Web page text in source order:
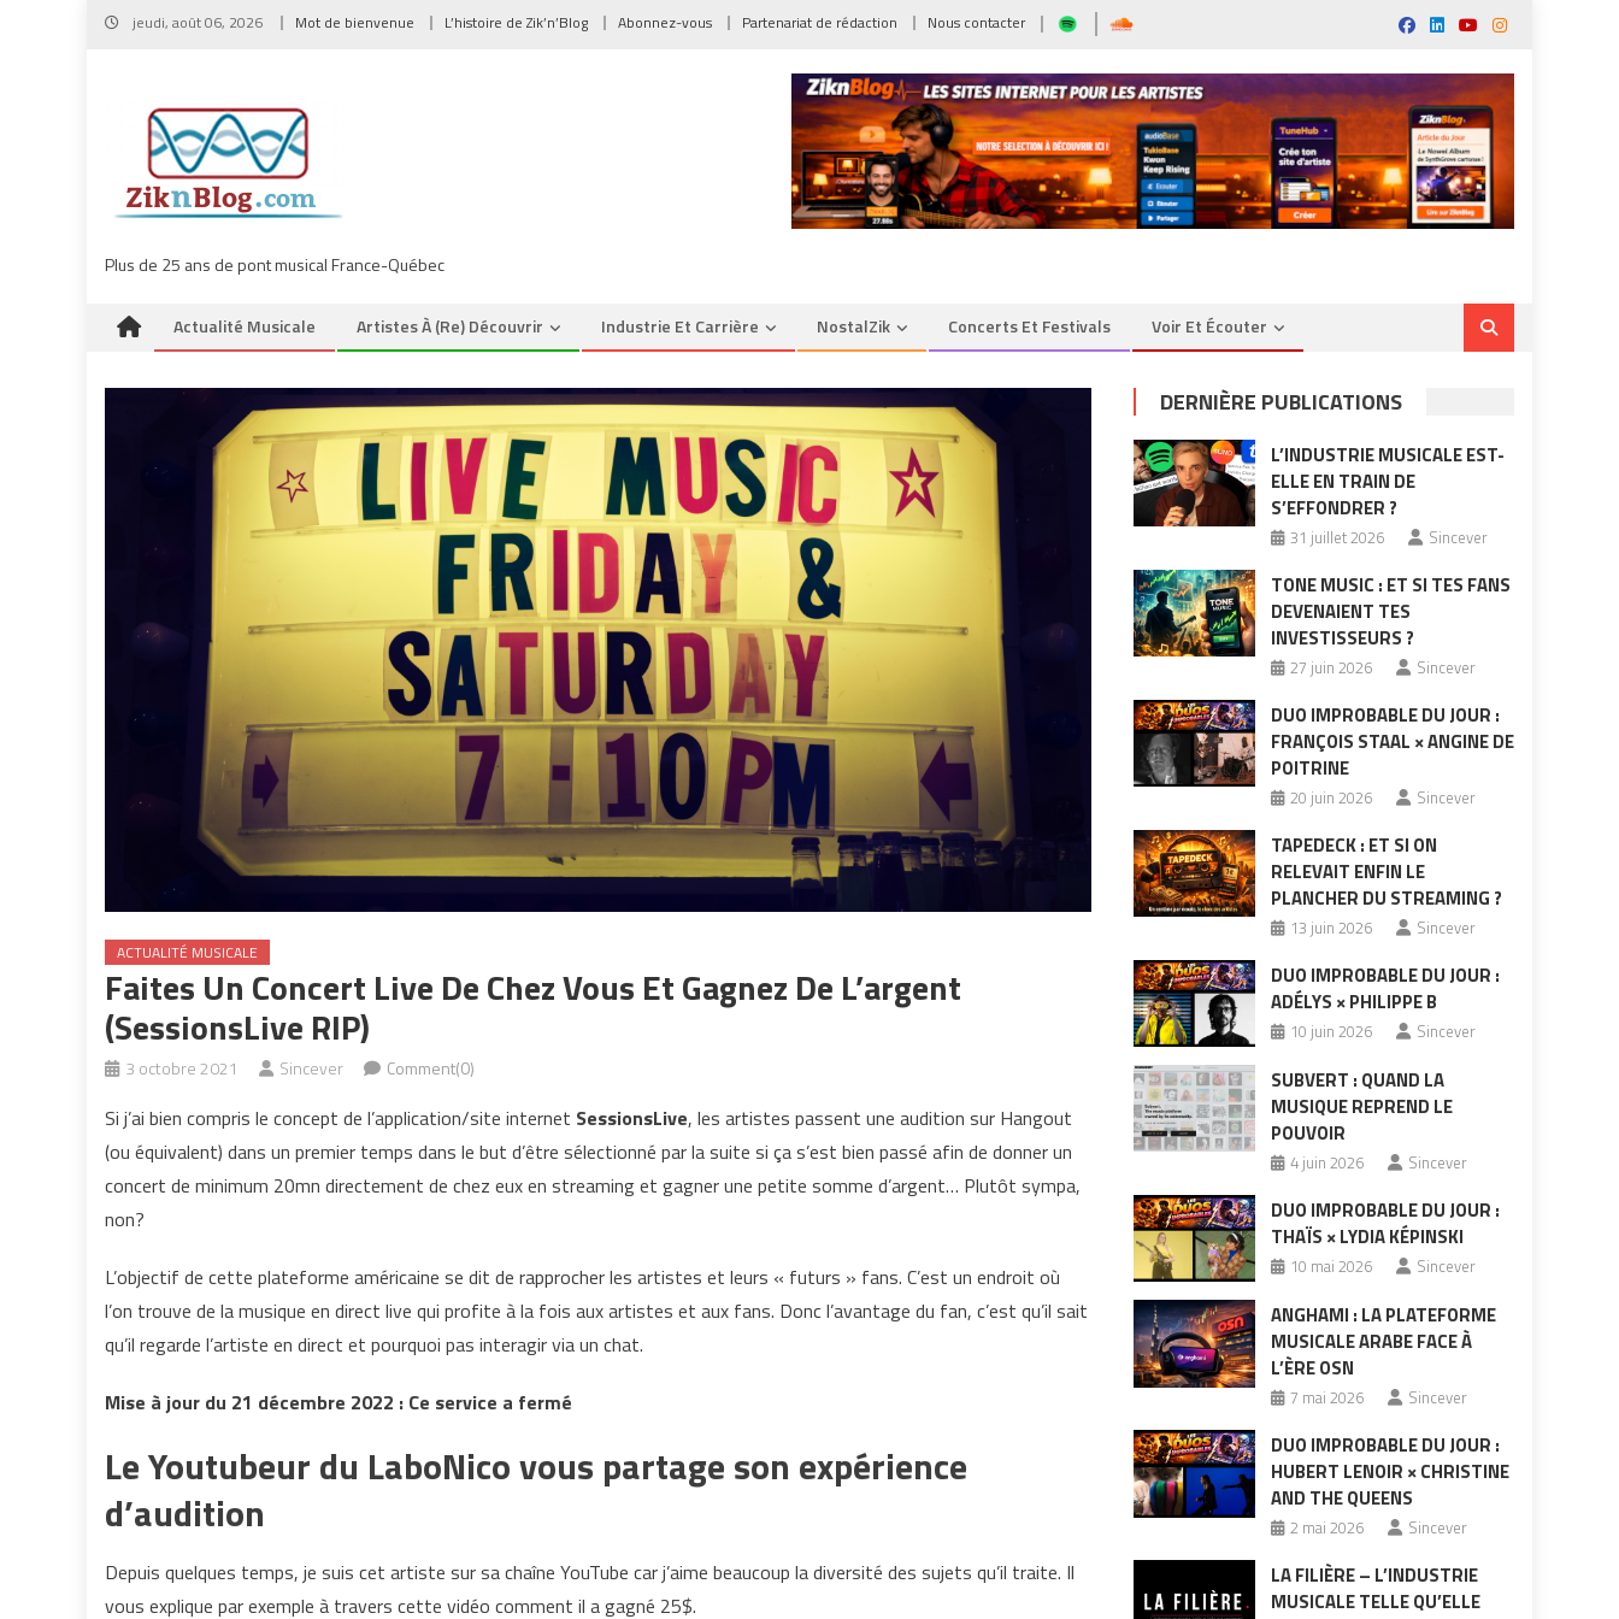
Skip
jeudi, août 06, 2026 Mot de bienvenue L’histoire de Zik’n’Blog Abonnez-vous Partenariat de rédaction Nous contacter
Plus de 25 ans de pont musical France-Québec
Actualité Musicale Artistes À (re) Découvrir Industrie Et Carrière NostalZik Concerts Et Festivals Voir Et Écouter
ACTUALITÉ MUSICALE
Faites Un Concert Live De Chez Vous Et Gagnez De L’argent
(SessionsLive RIP)
3 octobre 2021 Sincever Comment(0)
Si j’ai bien compris le concept de l’application/site internet SessionsLive, les artistes passent une audition sur Hangout
(ou équivalent) dans un premier temps dans le but d’être sélectionné par la suite si ça s’est bien passé afin de donner un
concert de minimum 20mn directement de chez eux en streaming et gagner une petite somme d’argent… Plutôt sympa,
non?
L’objectif de cette plateforme américaine se dit de rapprocher les artistes et leurs « futurs » fans. C’est un endroit où
l’on trouve de la musique en direct live qui profite à la fois aux artistes et aux fans. Donc l’avantage du fan, c’est qu’il sait
qu’il regarde l’artiste en direct et pourquoi pas interagir via un chat.
Mise à jour du 21 décembre 2022 : Ce service a fermé
Le Youtubeur du LaboNico vous partage son expérience
d’audition
Depuis quelques temps, je suis cet artiste sur sa chaîne YouTube car j’aime beaucoup la diversité des sujets qu’il traite. Il
vous explique par exemple à travers cette vidéo comment il a gagné 25$.
DERNIÈRE PUBLICATIONS
L’INDUSTRIE MUSICALE EST-
ELLE EN TRAIN DE
S’EFFONDRER ?
31 juillet 2026 Sincever
TONE MUSIC : ET SI TES FANS
DEVENAIENT TES
INVESTISSEURS ?
27 juin 2026 Sincever
DUO IMPROBABLE DU JOUR :
FRANÇOIS STAAL × ANGINE DE
POITRINE
20 juin 2026 Sincever
TAPEDECK : ET SI ON
RELEVAIT ENFIN LE
PLANCHER DU STREAMING ?
13 juin 2026 Sincever
DUO IMPROBABLE DU JOUR :
ADÉLYS × PHILIPPE B
10 juin 2026 Sincever
SUBVERT : QUAND LA
MUSIQUE REPREND LE
POUVOIR
4 juin 2026 Sincever
DUO IMPROBABLE DU JOUR :
THAÏS × LYDIA KÉPINSKI
10 mai 2026 Sincever
ANGHAMI : LA PLATEFORME
MUSICALE ARABE FACE À
L’ÈRE OSN
7 mai 2026 Sincever
DUO IMPROBABLE DU JOUR :
HUBERT LENOIR × CHRISTINE
AND THE QUEENS
2 mai 2026 Sincever
LA FILIÈRE – L’INDUSTRIE
MUSICALE TELLE QU’ELLE